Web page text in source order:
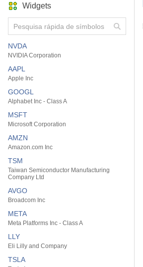
Widgets
NVDA
NVIDIA Corporation
AAPL
Apple Inc
GOOGL
Alphabet Inc - Class A
MSFT
Microsoft Corporation
AMZN
Amazon.com Inc
TSM
Taiwan Semiconductor Manufacturing
Company Ltd
AVGO
Broadcom Inc
META
Meta Platforms Inc - Class A
LLY
Eli Lilly and Company
TSLA